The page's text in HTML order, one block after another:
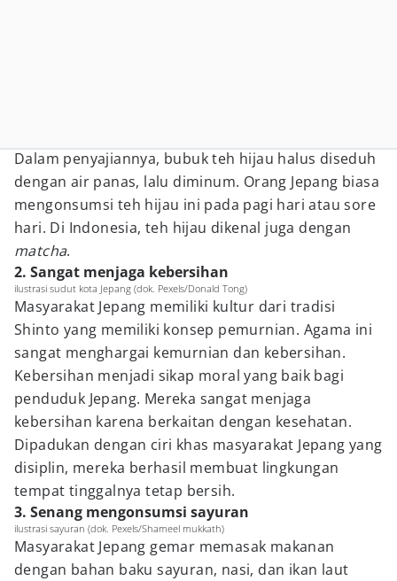
Dalam penyajiannya, bubuk teh hijau halus diseduh
dengan air panas, lalu diminum. Orang Jepang biasa
mengonsumsi teh hijau ini pada pagi hari atau sore
hari. Di Indonesia, teh hijau dikenal juga dengan
matcha.
2. Sangat menjaga kebersihan
ilustrasi sudut kota Jepang (dok. Pexels/Donald Tong)
Masyarakat Jepang memiliki kultur dari tradisi
Shinto yang memiliki konsep pemurnian. Agama ini
sangat menghargai kemurnian dan kebersihan.
Kebersihan menjadi sikap moral yang baik bagi
penduduk Jepang. Mereka sangat menjaga
kebersihan karena berkaitan dengan kesehatan.
Dipadukan dengan ciri khas masyarakat Jepang yang
disiplin, mereka berhasil membuat lingkungan
tempat tinggalnya tetap bersih.
3. Senang mengonsumsi sayuran
ilustrasi sayuran (dok. Pexels/Shameel mukkath)
Masyarakat Jepang gemar memasak makanan
dengan bahan baku sayuran, nasi, dan ikan laut